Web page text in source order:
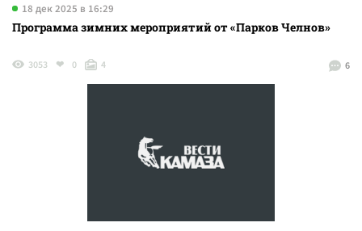
18 дек 2025 в 16:29
Программа зимних мероприятий от «Парков Челнов»
6
3053 0 4